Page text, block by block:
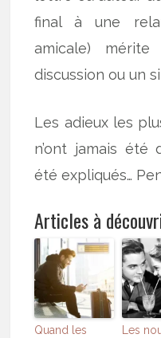
final à une
amicale)
discussion ou un
Les adieux les
n’ont jamais été
été expliqués…
Articles à
Quand les
Les